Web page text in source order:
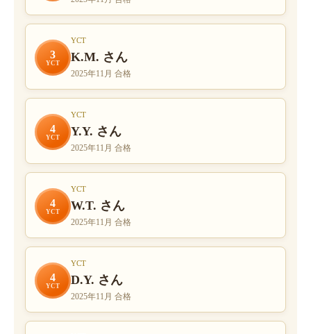
3
YCT
YCT
K.M. さん
2025年11月 合格
4
YCT
YCT
Y.Y. さん
2025年11月 合格
4
YCT
YCT
W.T. さん
2025年11月 合格
4
YCT
YCT
D.Y. さん
2025年11月 合格